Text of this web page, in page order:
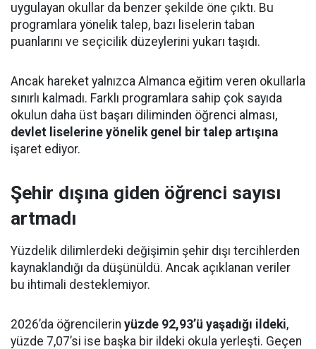
uygulayan okullar da benzer şekilde öne çıktı. Bu
programlara yönelik talep, bazı liselerin taban
puanlarını ve seçicilik düzeylerini yukarı taşıdı.
Ancak hareket yalnızca Almanca eğitim veren okullarla
sınırlı kalmadı. Farklı programlara sahip çok sayıda
okulun daha üst başarı diliminden öğrenci alması,
devlet liselerine yönelik genel bir talep artışına
işaret ediyor.
Şehir dışına giden öğrenci sayısı
artmadı
Yüzdelik dilimlerdeki değişimin şehir dışı tercihlerden
kaynaklandığı da düşünüldü. Ancak açıklanan veriler
bu ihtimali desteklemiyor.
2026’da öğrencilerin yüzde 92,93’ü yaşadığı ildeki,
yüzde 7,07’si ise başka bir ildeki okula yerleşti. Geçen